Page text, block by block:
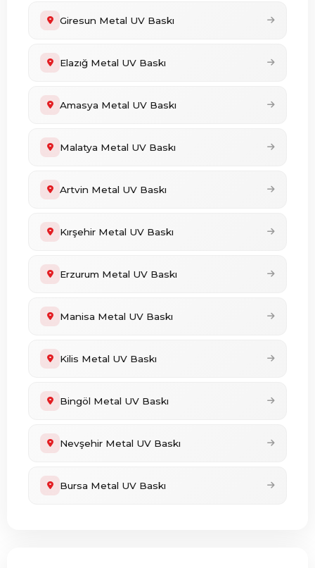
Giresun Metal UV Baskı
Elazığ Metal UV Baskı
Amasya Metal UV Baskı
Malatya Metal UV Baskı
Artvin Metal UV Baskı
Kırşehir Metal UV Baskı
Erzurum Metal UV Baskı
Manisa Metal UV Baskı
Kilis Metal UV Baskı
Bingöl Metal UV Baskı
Nevşehir Metal UV Baskı
Bursa Metal UV Baskı